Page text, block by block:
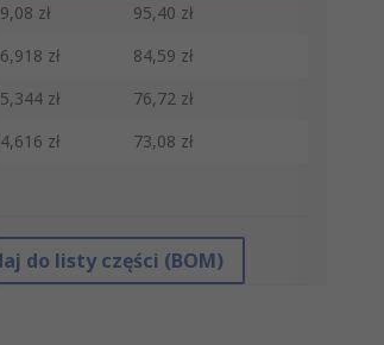
zł
95,40 zł
zł
84,59 zł
zł
76,72 zł
zł 73,08 zł
do listy części (BOM)